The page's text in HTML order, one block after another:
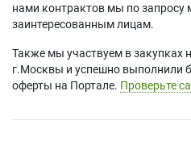
нами контрактов мы по запросу
заинтересованным лицам.
Также мы участвуем в закупках
г.Москвы и успешно выполнили
оферты на Портале. Проверьте